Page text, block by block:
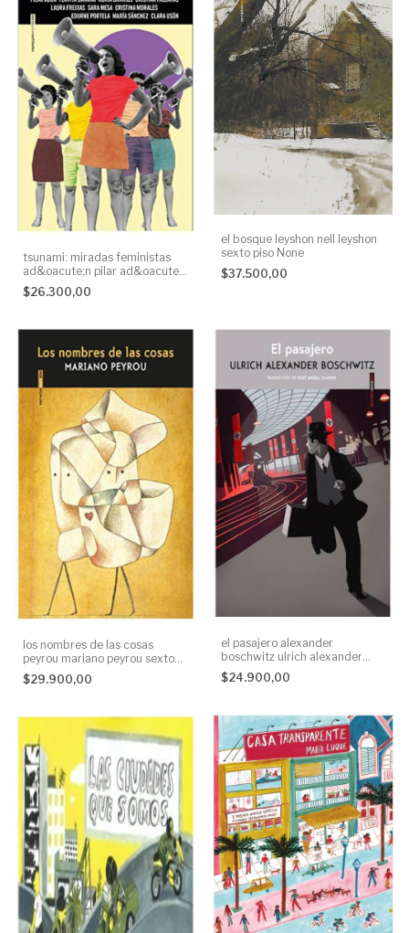
tsunami: miradas feministas
ad&oacute;n pilar ad&oacute;n
sexto piso None
$26.300,00
el bosque leyshon nell leyshon
sexto piso None
$37.500,00
los nombres de las cosas
peyrou mariano peyrou sexto
piso None
$29.900,00
el pasajero alexander
boschwitz ulrich alexander
boschwitz sexto piso None
$24.900,00